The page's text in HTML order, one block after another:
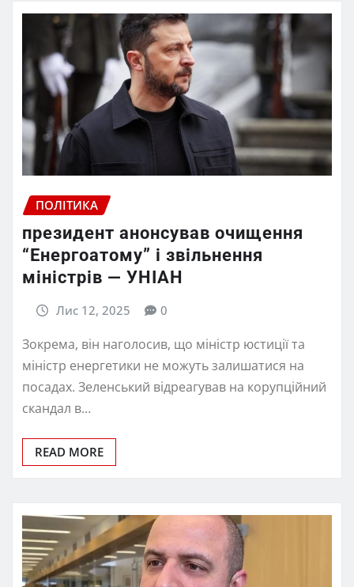
ПОЛІТИКА
президент анонсував очищення
“Енергоатому” і звільнення
міністрів — УНІАН
Лис 12, 2025 0
Зокрема, він наголосив, що міністр юстиції та
міністр енергетики не можуть залишатися на
посадах. Зеленський відреагував на корупційний
скандал в…
READ MORE